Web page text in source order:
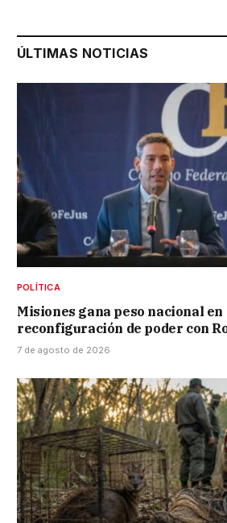
ÚLTIMAS NOTICIAS
POLÍTICA
Misiones gana peso nacional en
reconfiguración de poder con
7 de agosto de 2026